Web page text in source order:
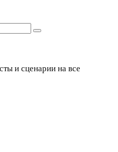
и сценарии на все